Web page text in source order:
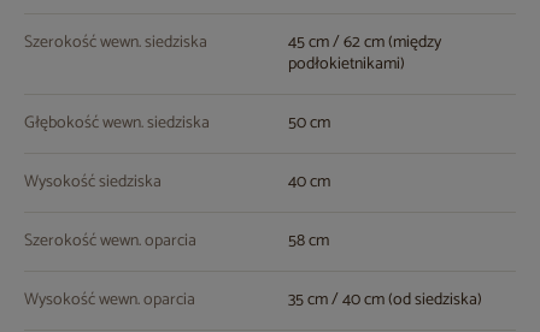
Szerokość wewn. siedziska 45 cm / 62 cm (między
podłokietnikami)
Głębokość wewn. siedziska 50 cm
Wysokość siedziska 40 cm
Szerokość wewn. oparcia 58 cm
Wysokość wewn. oparcia 35 cm / 40 cm (od siedziska)